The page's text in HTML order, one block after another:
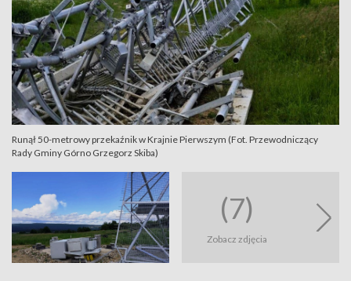
Runął 50-metrowy przekaźnik w Krajnie Pierwszym (Fot. Przewodniczący
Rady Gminy Górno Grzegorz Skiba)
(7)
Zobacz zdjęcia